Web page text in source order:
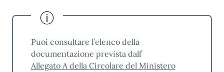
stanza n. 4 accessibile con servoscale
persone con disabilità sensoriale
ACCESSIBILE
Puoi consultare l’elenco della
documentazione prevista dall’
Allegato A della Circolare del Ministero